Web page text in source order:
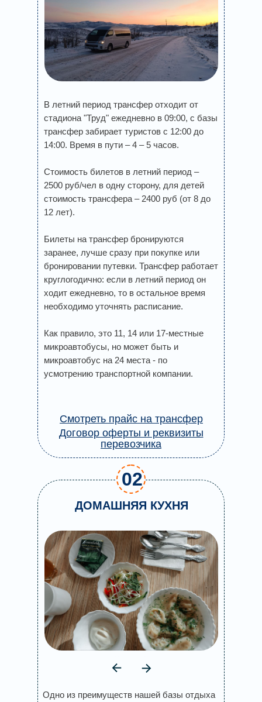
В летний период трансфер отходит от
стадиона "Труд" ежедневно в 09:00, с базы
трансфер забирает туристов с 12:00 до
14:00. Время в пути – 4 – 5 часов.
Стоимость билетов в летний период –
2500 руб/чел в одну сторону, для детей
стоимость трансфера – 2400 руб (от 8 до
12 лет).
Билеты на трансфер бронируются
заранее, лучше сразу при покупке или
бронировании путевки. Трансфер работает
круглогодично: если в летний период он
ходит ежедневно, то в остальное время
необходимо уточнять расписание.
Как правило, это 11, 14 или 17-местные
микроавтобусы, но может быть и
микроавтобус на 24 места - по
усмотрению транспортной компании.
Смотреть прайс на трансфер
Договор оферты и реквизиты
перевозчика
Одно из преимуществ нашей базы отдыха
ДОМАШНЯЯ КУХНЯ
02